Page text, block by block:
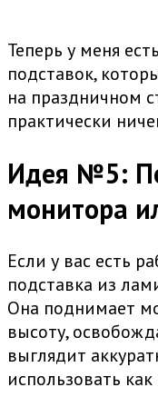
Теперь у меня
подставок,
на праздничном
практически
Идея №5:
монитора
Если у вас есть
подставка из
Она поднимает
высоту,
выглядит
использовать